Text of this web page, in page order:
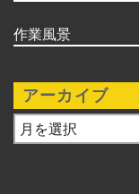
作業風景
アーカイブ